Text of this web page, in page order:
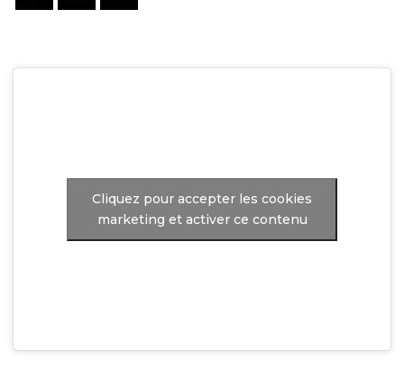
Cliquez pour accepter les cookies
marketing et activer ce contenu